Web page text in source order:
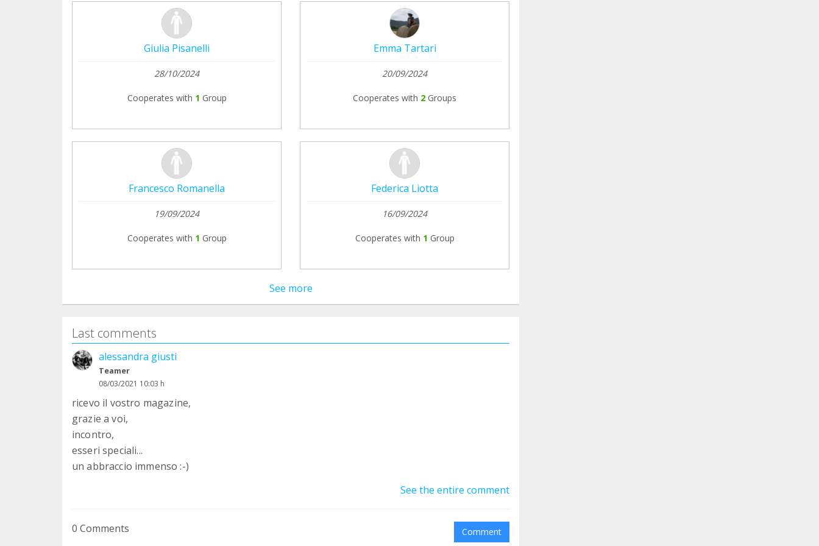
Giulia Pisanelli
28/10/2024
Cooperates with 1 Group
Emma Tartari
20/09/2024
Cooperates with 2 Groups
Francesco Romanella
19/09/2024
Cooperates with 1 Group
Federica Liotta
16/09/2024
Cooperates with 1 Group
See more
Last comments
alessandra giusti
Teamer
08/03/2021 10:03 h
ricevo il vostro magazine,
grazie a voi,
incontro,
esseri speciali...
un abbraccio immenso :-)
See the entire comment
0 Comments Comment